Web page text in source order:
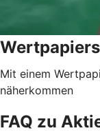
Mit einem
näherkommen
FAQ zu